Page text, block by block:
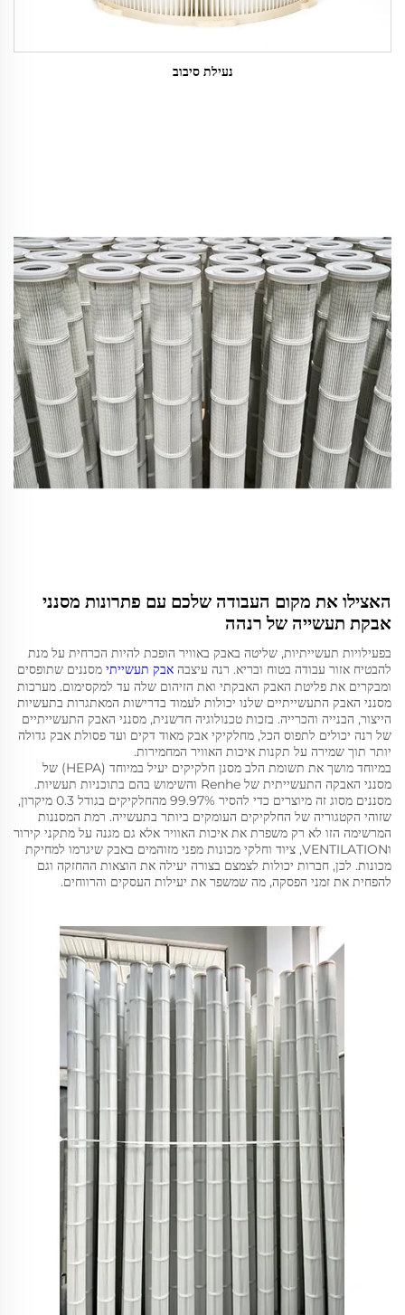
נעילת סיבוב
האצילו את מקום העבודה שלכם עם פתרונות מסנני
אבקת תעשייה של רנהה
בפעילויות תעשייתיות, שליטה באבק באוויר הופכת להיות הכרחית על מנת
להבטיח אזור עבודה בטוח ובריא. רנה עיצבה אבק תעשייתי מסננים שתופסים
ומבקרים את פליטת האבק האבקתי ואת הזיהום שלה עד למקסימום. מערכות
מסנני האבק התעשייתיים שלנו יכולות לעמוד בדרישות המאתגרות בתעשיות
הייצור, הבנייה והכרייה. בזכות טכנולוגיה חדשנית, מסנני האבק התעשייתיים
של רנה יכולים לתפוס הכל, מחלקיקי אבק מאוד דקים ועד פסולת אבק גדולה
יותר תוך שמירה על תקנות איכות האוויר המחמירות.
במיוחד מושך את תשומת הלב מסנן חלקיקים יעיל במיוחד (HEPA) של
מסנני האבקה התעשייתית של Renhe והשימוש בהם בתוכניות תעשיות.
מסננים מסוג זה מיוצרים כדי להסיר 99.97% מהחלקיקים בגודל 0.3 מיקרון,
שזוהי הקטגוריה של החלקיקים העומקים ביותר בתעשייה. רמת המסננות
המרשימה הזו לא רק משפרת את איכות האוויר אלא גם מגנה על מתקני קירור
וVENTILATION, ציוד וחלקי מכונות מפני מזוהמים באבק שיגרמו למחיקת
מכונות. לכן, חברות יכולות לצמצם בצורה יעילה את הוצאות ההחזקה וגם
להפחית את זמני הפסקה, מה שמשפר את יעילות העסקים והרווחים.